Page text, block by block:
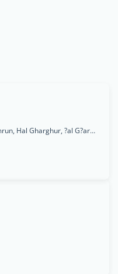
691 Saint Joseph High Street , Hamrun, Hal Gharghur, ?al G?arg?ur